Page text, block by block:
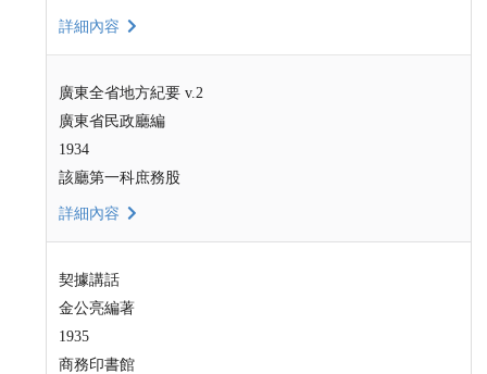
詳細內容
廣東全省地方紀要 v.2
廣東省民政廳編
1934
該廳第一科庶務股
詳細內容
契據講話
金公亮編著
1935
商務印書館